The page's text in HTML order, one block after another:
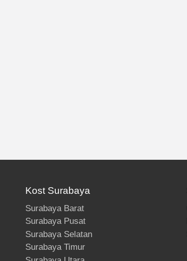
Kost Surabaya
Surabaya Barat
Surabaya Pusat
Surabaya Selatan
Surabaya Timur